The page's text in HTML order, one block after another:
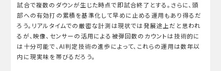
試合で複数のダウンが生じた時点で即試合終了とする。さらに、頭
部への有効打の累積を基準化して早めに止める運用もあり得るだ
ろう。リアルタイムでの厳密な計測は現状では発展途上だと思われ
るが、映像、センサーの活用による被弾回数のカウントは技術的に
は十分可能で、AI判定技術の進歩によって、これらの運用は数年以
内に現実味を帯びるだろう。